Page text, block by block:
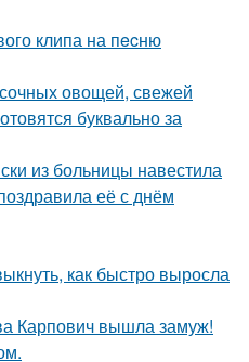
клипа на пecню
овощей, свежей
буквально за
из больницы навестила
её с днём
как быстро выросла
Карпович вышла замуж!